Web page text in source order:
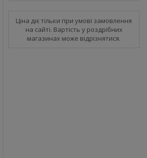
Ціна діє тільки при умові замовлення
на сайті. Вартість у роздрібних
магазинах може відрізнятися.